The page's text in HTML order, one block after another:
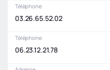
Téléphone
03.26.65.52.02
Téléphone
06.23.12.21.78